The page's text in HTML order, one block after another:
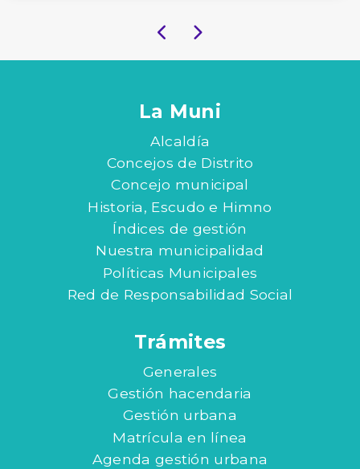
La Muni
Alcaldía
Concejos de Distrito
Concejo municipal
Historia, Escudo e Himno
Índices de gestión
Nuestra municipalidad
Políticas Municipales
Red de Responsabilidad Social
Trámites
Generales
Gestión hacendaria
Gestión urbana
Matrícula en línea
Agenda gestión urbana